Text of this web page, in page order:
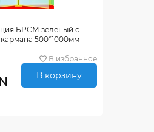
БРСМ зеленый с
500*1000мм
В избранное
В корзину